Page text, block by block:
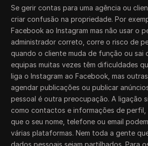
Se gerir contas para uma agência ou
criar confusão na propriedade. Por
Facebook ao Instagram mas não usar o
administrador correto, corre o risco de
quando o cliente muda de função ou sai
equipas muitas vezes têm dificuldades
liga o Instagram ao Facebook, mas
agendar publicações ou publicar
pessoal é outra preocupação. A ligação
como contactos e informações de perfil,
que o seu nome, telefone ou email
várias plataformas. Nem toda a gente
dados pessoais sejam partilhados. Para